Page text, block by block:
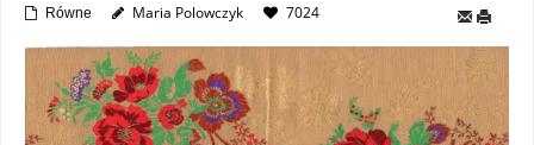
Równe Maria Polowczyk 7024